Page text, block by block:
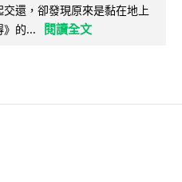
還，卻發現原來是黏在地上
》的...
閱讀全文